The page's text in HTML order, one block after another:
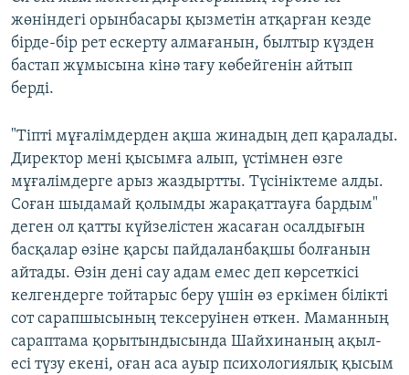
жөніндегі орынбасары қызметін атқарған кезде
бірде-бір рет ескерту алмағанын, былтыр күзден
бастап жұмысына кінә тағу көбейгенін айтып
берді.
"Тіпті мұғалімдерден ақша жинадың деп қаралады.
Директор мені қысымға алып, үстімнен өзге
мұғалімдерге арыз жаздыртты. Түсініктеме алды.
Соған шыдамай қолымды жарақаттауға бардым"
деген ол қатты күйзелістен жасаған осалдығын
басқалар өзіне қарсы пайдаланбақшы болғанын
айтады. Өзін дені сау адам емес деп көрсеткісі
келгендерге тойтарыс беру үшін өз еркімен білікті
сот сарапшысының тексеруінен өткен. Маманның
сараптама қорытындысында Шайхинаның ақыл-
есі түзу екені, оған аса ауыр психологиялық қысым